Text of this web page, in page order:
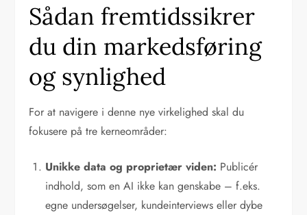
Sådan fremtidssikrer
du din markedsføring
og synlighed
For at navigere i denne nye virkelighed skal du
fokusere på tre kerneområder:
Unikke data og proprietær viden: Publicér
indhold, som en AI ikke kan genskabe – f.eks.
egne undersøgelser, kundeinterviews eller dybe